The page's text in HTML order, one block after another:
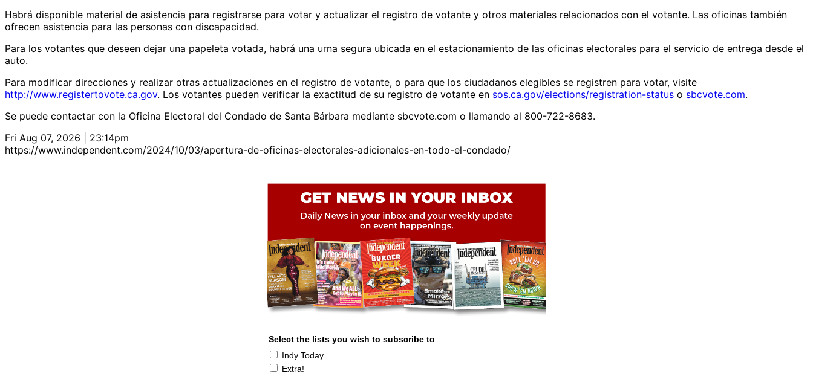
Habrá disponible material de asistencia para registrarse para votar y actualizar el registro de votante y otros materiales relacionados con el votante. Las oficinas también
ofrecen asistencia para las personas con discapacidad.
Para los votantes que deseen dejar una papeleta votada, habrá una urna segura ubicada en el estacionamiento de las oficinas electorales para el servicio de entrega desde el
auto.
Para modificar direcciones y realizar otras actualizaciones en el registro de votante, o para que los ciudadanos elegibles se registren para votar, visite
http://www.registertovote.ca.gov. Los votantes pueden verificar la exactitud de su registro de votante en sos.ca.gov/elections/registration-status o sbcvote.com.
Se puede contactar con la Oficina Electoral del Condado de Santa Bárbara mediante sbcvote.com o llamando al 800-722-8683.
Fri Aug 07, 2026 | 23:14pm
https://www.independent.com/2024/10/03/apertura-de-oficinas-electorales-adicionales-en-todo-el-condado/
Select the lists you wish to subscribe to
Indy Today
Extra!